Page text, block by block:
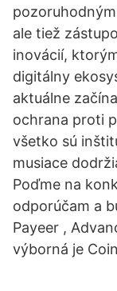
ale tiež
inovácií,
digitálny
aktuálne
ochrana proti
všetko sú
musiace
Poďme na
odporúčam a
Payeer ,
výborná je